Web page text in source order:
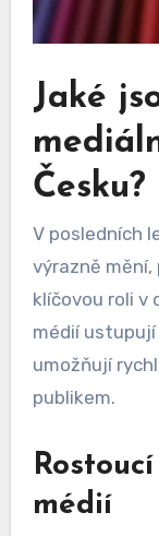
Jaké
Česku?
V posledních
výrazně
klíčovou roli v
médií
umožňují
publikem.
médií